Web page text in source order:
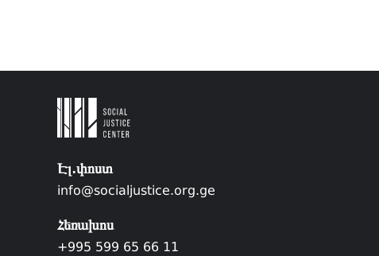
Էլ.փոստ
info@socialjustice.org.ge
Հեռախոս
+995 599 65 66 11